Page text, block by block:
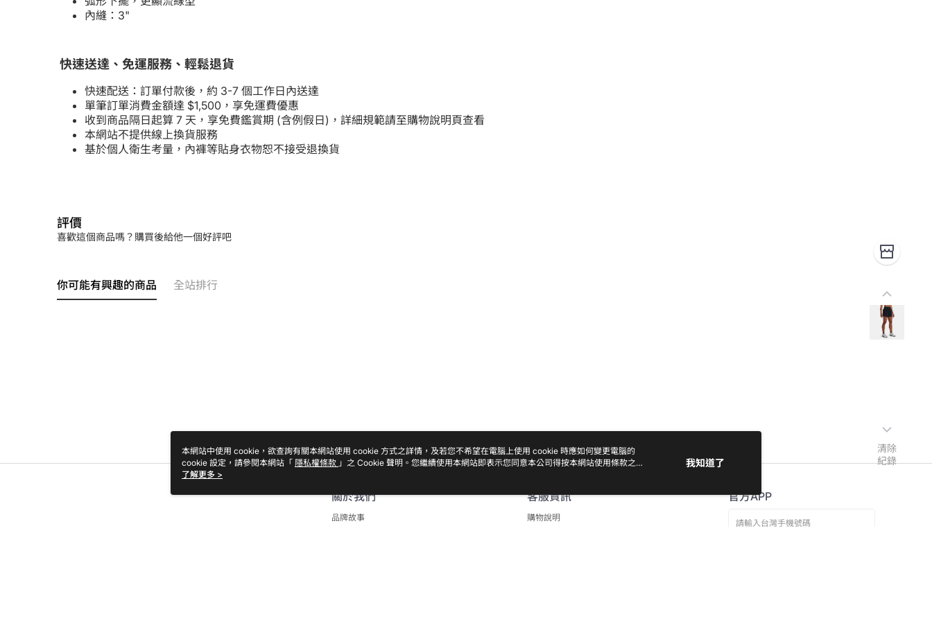
內縫：3"
快速送達、免運服務、輕鬆退貨
快速配送：訂單付款後，約 3-7 個工作日內送達
單筆訂單消費金額達 $1,500，享免運費優惠
收到商品隔日起算 7 天，享免費鑑賞期 (含例假日)，詳細規範請至購物說明頁查看
本網站不提供線上換貨服務
基於個人衛生考量，內褲等貼身衣物恕不接受退換貨
評價
喜歡這個商品嗎？購買後給他一個好評吧
你可能有興趣的商品 全站排行
關於我們
品牌故事
客服資訊
購物說明
官方APP
清除
紀錄
本網站中使用 cookie，欲查詢有關本網站使用 cookie 方式之詳情，及若您不希望在電腦上使用 cookie 時應如何變更電腦的
cookie 設定，請參閱本網站「 隱私權條款 」之 Cookie 聲明。您繼續使用本網站即表示您同意本公司得按本網站使用條款之
Cookie 聲明使用 cookie。
了解更多 >
我知道了